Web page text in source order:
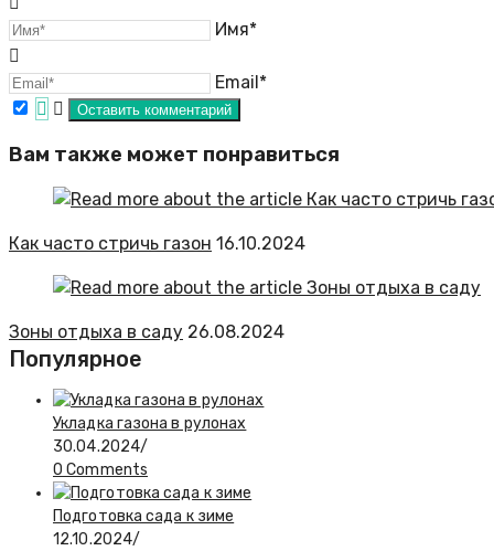
Имя*
Email*
Вам также может понравиться
Как часто стричь газон 16.10.2024
Зоны отдыха в саду 26.08.2024
Популярное
Укладка газона в рулонах
30.04.2024/
0 Comments
Подготовка сада к зиме
12.10.2024/